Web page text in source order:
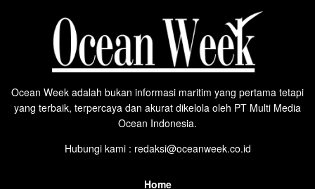
Ocean Week adalah bukan informasi maritim yang pertama tetapi
yang terbaik, terpercaya dan akurat dikelola oleh PT Multi Media
Ocean Indonesia.
Hubungi kami : redaksi@oceanweek.co.id
Home